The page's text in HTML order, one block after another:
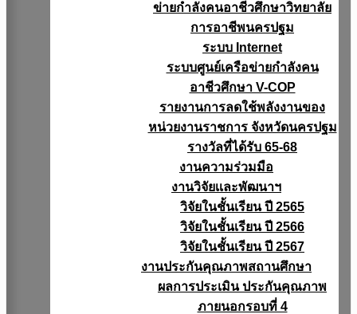
ข่ายกำลังคนอาชีวศึกษาวิทยาลัย
การอาชีพนครปฐม
ระบบ Internet
ระบบศูนย์เครือข่ายกำลังคน
อาชีวศึกษา V-COP
รายงานการลดใช้พลังงานของ
หน่วยงานราชการ จังหวัดนครปฐม
รางวัลที่ได้รับ 65-68
งานความร่วมมือ
งานวิจัยเเละพัฒนาฯ
วิจัยในชั้นเรียน ปี 2565
วิจัยในชั้นเรียน ปี 2566
วิจัยในชั้นเรียน ปี 2567
งานประกันคุณภาพสถานศึกษา
ผลการประเมิน ประกันคุณภาพ
ภายนอกรอบที่ 4